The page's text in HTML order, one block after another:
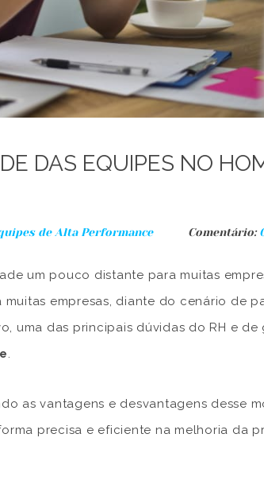
DAS EQUIPES NO
de Alta Performance Comentário:
um pouco distante para muitas
empresas, diante do cenário de
uma das principais dúvidas do RH e de
.
as vantagens e desvantagens desse
precisa e eficiente na melhoria da